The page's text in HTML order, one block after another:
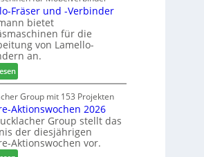
i
n
e
r
G
e
s
c
h
ä
f
t
s
f
s
z
e
i
c
h
n
u
n
g
e
n
Fräser und -Verbinder
bietet
für die
von Lamello-
an.
:
L
a
m
e
l
l
Group mit 153 Projekten
Aktionswochen 2026
Group stellt das
der diesjährigen
Aktionswochen vor.